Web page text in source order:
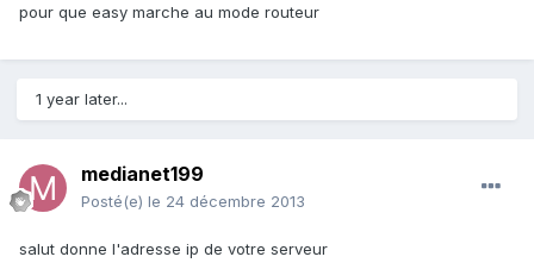
pour que easy marche au mode routeur
1 year later...
medianet199
Posté(e) le 24 décembre 2013
salut donne l'adresse ip de votre serveur